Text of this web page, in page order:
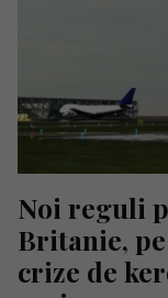
Noi reguli
Britanie,
crize de